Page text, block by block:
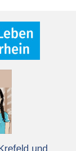
und